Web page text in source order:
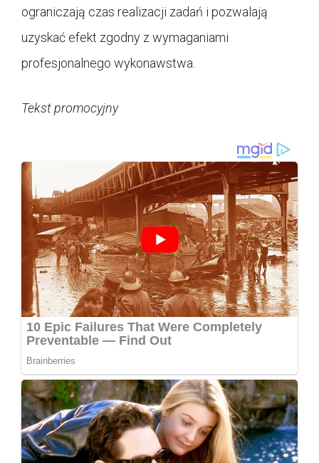
ograniczają czas realizacji zadań i pozwalają
uzyskać efekt zgodny z wymaganiami
profesjonalnego wykonawstwa.
Tekst promocyjny